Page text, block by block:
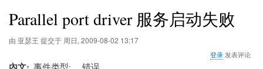
屑
Parallel port driver 服务启动失败
由 亚瑟王 提交于 周日, 2009-08-02 13:17
登录 发表评论